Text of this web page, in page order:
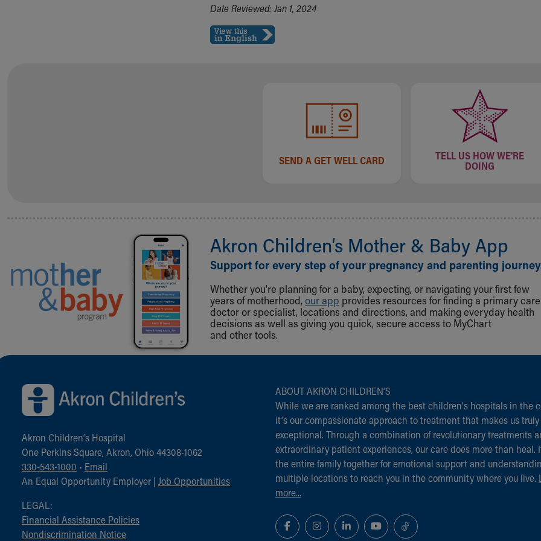
Date Reviewed: Jan 1, 2024
SEND A GET WELL CARD
TELL US HOW WE'RE
DOING
Akron Children‘s Mother & Baby App
Support for every step of your pregnancy and parenting
Whether you're planning for a baby, expecting, or navigating your first few
years of motherhood, our app provides resources for finding a primary care
doctor or specialist, locations and directions, and making everyday health
decisions as well as giving you quick, secure access to MyChart
and other tools.
Back to top of page
Akron Children‘s Hospital
One Perkins Square, Akron, Ohio 44308-1062
330-543-1000 • Email
An Equal Opportunity Employer | Job Opportunities
LEGAL:
Financial Assistance Policies
Nondiscrimination Notice
ABOUT AKRON CHILDREN‘S
While we are ranked among the best children‘s hospitals in the
it‘s our compassionate approach to treatment that makes us truly
exceptional. Through a combination of revolutionary treatments
extraordinary patient experiences, our care does more than heal.
the entire family together for emotional support and
multiple locations to reach you in the community where you live.
more...